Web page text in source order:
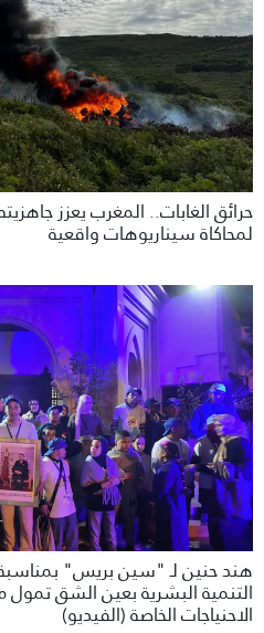
لمحاكاة سيناريوهات واقعية
هند حنين لـ "سين بريس" بمناسبة
التنمية البشرية بعين الشق
الاحنياجات الخاصة (الفيديو)